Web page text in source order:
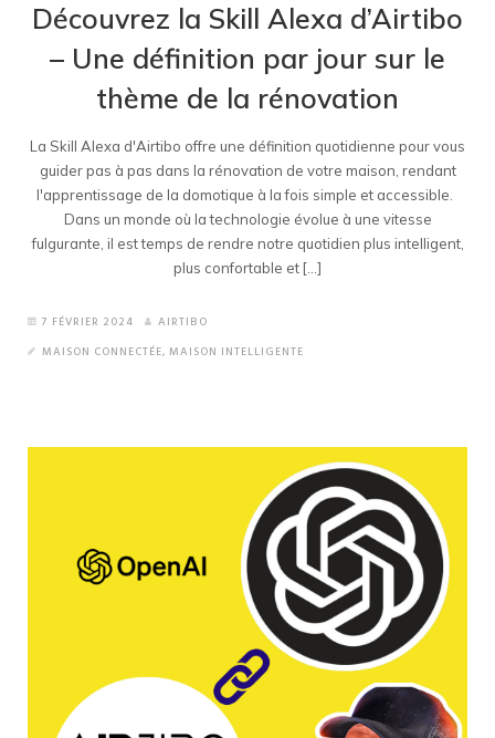
Découvrez la Skill Alexa d’Airtibo
– Une définition par jour sur le
thème de la rénovation
La Skill Alexa d'Airtibo offre une définition quotidienne pour vous
guider pas à pas dans la rénovation de votre maison, rendant
l'apprentissage de la domotique à la fois simple et accessible.
Dans un monde où la technologie évolue à une vitesse
fulgurante, il est temps de rendre notre quotidien plus intelligent,
plus confortable et [...]
7 FÉVRIER 2024
AIRTIBO
MAISON CONNECTÉE, MAISON INTELLIGENTE